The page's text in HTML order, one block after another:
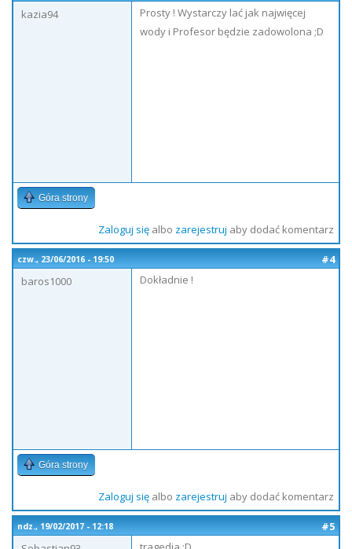
kazia94
Prosty ! Wystarczy lać jak najwięcej
wody i Profesor będzie zadowolona ;D
Góra strony
Zaloguj sięalbo zarejestruj aby dodać komentarz
czw., 23/06/2016 - 19:50
#4
baros1000
Dokładnie !
Góra strony
Zaloguj sięalbo zarejestruj aby dodać komentarz
ndz., 19/02/2017 - 12:18
#5